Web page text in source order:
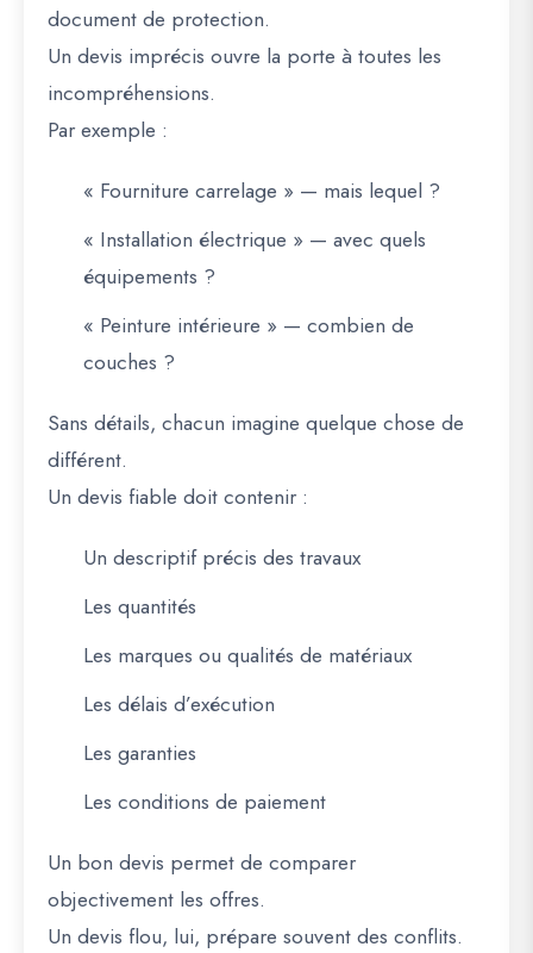
document de protection.
Un devis imprécis ouvre la porte à toutes les
incompréhensions.
Par exemple :
« Fourniture carrelage » — mais lequel ?
« Installation électrique » — avec quels
équipements ?
« Peinture intérieure » — combien de
couches ?
Sans détails, chacun imagine quelque chose de
différent.
Un devis fiable doit contenir :
Un descriptif précis des travaux
Les quantités
Les marques ou qualités de matériaux
Les délais d’exécution
Les garanties
Les conditions de paiement
Un bon devis permet de comparer
objectivement les offres.
Un devis flou, lui, prépare souvent des conflits.